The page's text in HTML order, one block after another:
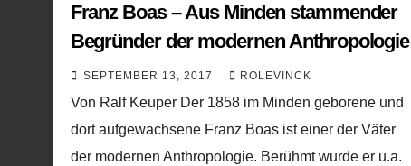
Franz Boas – Aus Minden stammender
Begründer der modernen Anthropologie
SEPTEMBER 13, 2017 ROLEVINCK
Von Ralf Keuper Der 1858 im Minden geborene und
dort aufgewachsene Franz Boas ist einer der Väter
der modernen Anthropologie. Berühmt wurde er u.a.